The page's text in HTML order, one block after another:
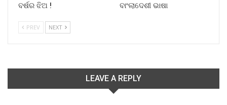
ବର୍ଷର ଝିଅ !
ବାଂଲାଦେଶୀ ଭାଷା
PREV NEXT
LEAVE A REPLY